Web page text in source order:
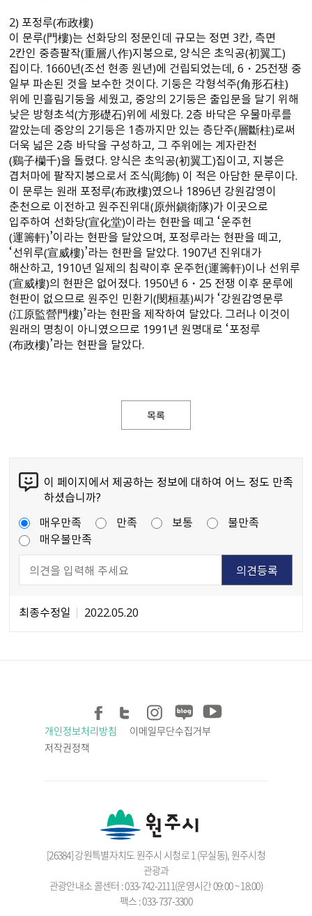
2） 포정루（布政樓）
이 문루（門樓）는 선화당의 정문인데 규모는 정면 3칸, 측면
2칸인 중층팔작（重層八作）지붕으로, 양식은 초익공（初翼工）
집이다. 1660년（조선 현종 원년）에 건립되었는데, 6・25전쟁 중
일부 파손된 것을 보수한 것이다. 기둥은 각형석주（角形石柱）
위에 민흘림기둥을 세웠고, 중앙의 2기둥은 출입문을 달기 위해
낮은 방형초석（方形礎石）위에 세웠다. 2층 바닥은 우물마루를
깔았는데 중앙의 2기둥은 1층까지만 있는 층단주（層斷柱）로써
더욱 넓은 2층 바닥을 구성하고, 그 주위에는 계자란천
（鷄子欗千）을 돌렸다. 양식은 초익공（初翼工）집이고, 지붕은
겹처마에 팔작지붕으로서 조식（彫飾） 이 적은 아담한 문루이다.
이 문루는 원래 포정루（布政樓）였으나 1896년 강원감영이
춘천으로 이전하고 원주진위대（原州鎭衛隊）가 이곳으로
입주하여 선화당（宣化堂）이라는 현판을 떼고 ‘운주헌
（運籌軒）’이라는 현판을 달았으며, 포정루라는 현판을 떼고,
‘선위루（宣威樓）’라는 현판을 달았다. 1907년 진위대가
해산하고, 1910년 일제의 침략이후 운주헌（運籌軒）이나 선위루
（宣威樓）의 현판은 없어졌다. 1950년 6・25 전쟁 이후 문루에
현판이 없으므로 원주인 민환기（閔桓基）씨가 ‘강원감영문루
（江原監營門樓）’라는 현판을 제작하여 달았다. 그러나 이것이
원래의 명칭이 아니였으므로 1991년 원명대로 ‘포정루
（布政樓）’라는 현판을 달았다.
목록
이 페이지에서 제공하는 정보에 대하여 어느 정도 만족
하셨습니까?
매우만족
만족 보통
불만족
매우불만족
최종수정일 2022.05.20
개인정보처리방침
이메일무단수집거부
저작권정책
[26384] 강원특별자치도 원주시 시청로 1 (무실동), 원주시청
관광과
관광안내소 콜센터 : 033-742-2111(운영시간 09:00 ~ 18:00)
팩스 : 033-737-3300